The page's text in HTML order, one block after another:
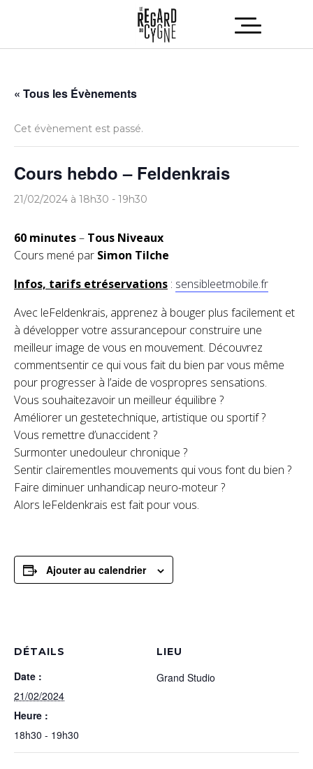
« Tous les Évènements
Cet évènement est passé.
Cours hebdo – Feldenkrais
21/02/2024 à 18h30 - 19h30
60 minutes– Tous Niveaux
Cours mené par Simon Tilche
Infos, tarifs etréservations : sensibleetmobile.fr
Avec leFeldenkrais, apprenez à bouger plus facilement et
à développer votre assurancepour construire une
meilleur image de vous en mouvement. Découvrez
commentsentir ce qui vous fait du bien par vous même
pour progresser à l’aide de vospropres sensations.
Vous souhaitezavoir un meilleur équilibre ?
Améliorer un gestetechnique, artistique ou sportif ?
Vous remettre d’unaccident ?
Surmonter unedouleur chronique ?
Sentir clairementles mouvements qui vous font du bien ?
Faire diminuer unhandicap neuro-moteur ?
Alors leFeldenkrais est fait pour vous.
Ajouter au calendrier
DÉTAILS
Date :
21/02/2024
Heure :
18h30 - 19h30
LIEU
Grand Studio